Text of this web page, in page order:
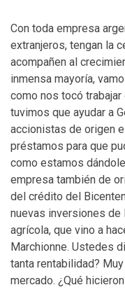
Con toda empresa
extranjeros, tengan la
acompañen al
inmensa mayoría,
como nos tocó
tuvimos que ayudar a
accionistas de origen
préstamos para que
como estamos
empresa también de
del crédito del
nuevas inversiones de
agrícola, que vino a
Marchionne. Ustedes
tanta rentabilidad?
mercado. ¿Qué